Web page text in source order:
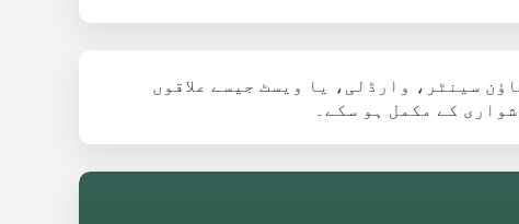
سینٹر، وارڈلی، یا ویسٹ جیسے علاقوں